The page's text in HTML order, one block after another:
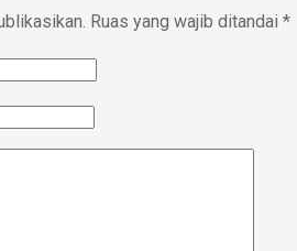
Ruas yang wajib ditandai *